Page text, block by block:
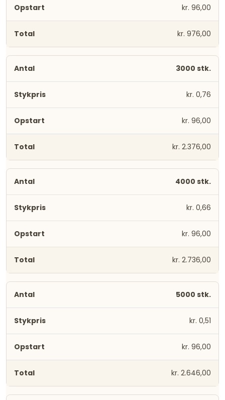
kr. 96,00
kr. 976,00
3000 stk.
kr. 0,76
kr. 96,00
kr. 2.376,00
4000 stk.
kr. 0,66
kr. 96,00
kr. 2.736,00
5000 stk.
kr. 0,51
kr. 96,00
kr. 2.646,00